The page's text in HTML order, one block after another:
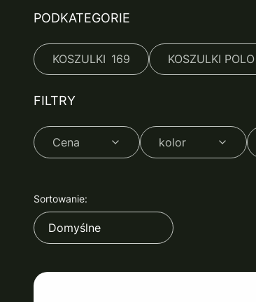
PODKATEGORIE
KOSZULKI 169 KOSZULKI POLO
FILTRY
Cena kolor
Lista produktów
Sortowanie:
Domyślne